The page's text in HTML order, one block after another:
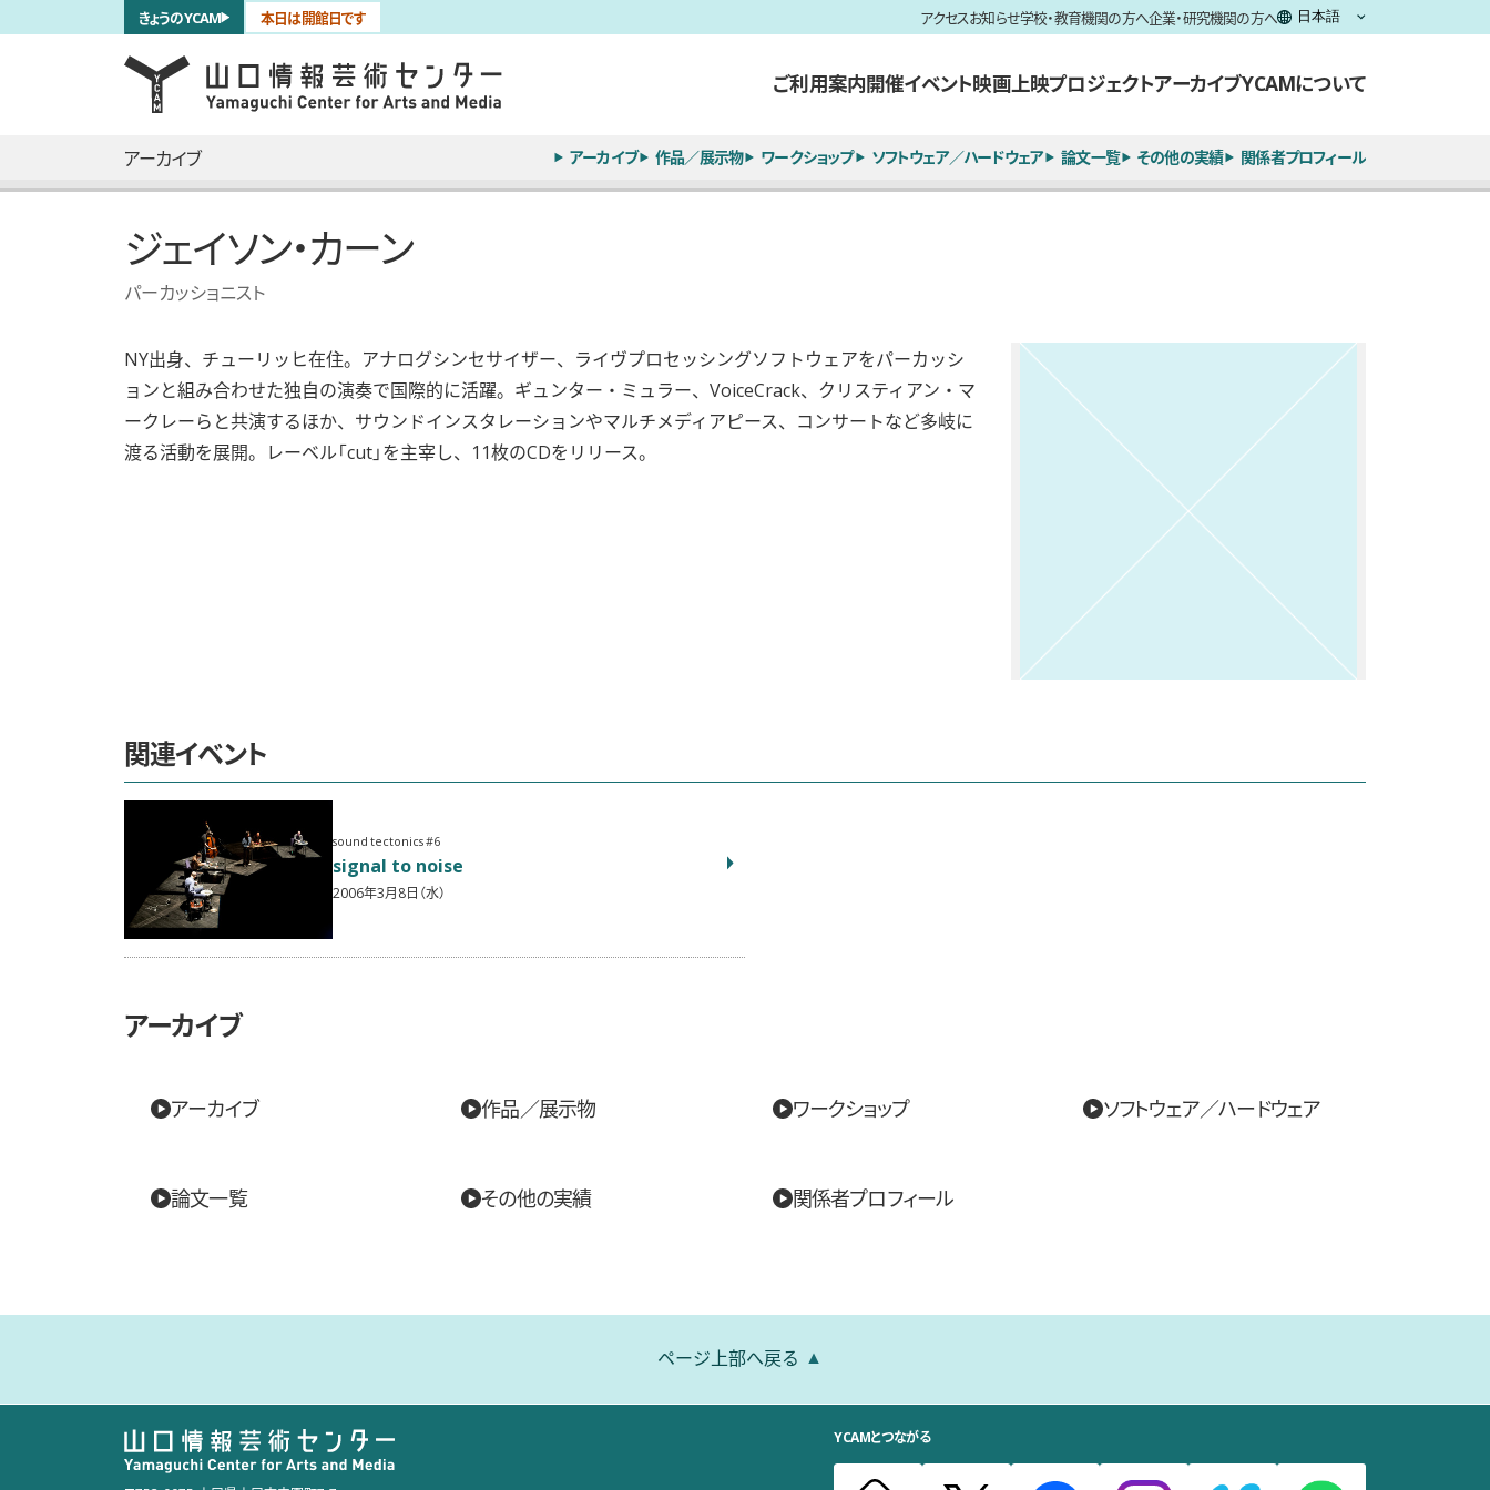
skip to main content 本日は開館日です
きょうのYCAM アクセスお知らせ学校・教育機関の方へ企業・研究機関の方へ
言語を切り替える
メインナビゲーション
ご利用案内開催イベント映画上映プロジェクトアーカイブYCAMについて
アーカイブ アーカイブ 作品／展示物 ワークショップ ソフトウェア／ハードウェア 論文一覧 その他の実績 関係者プロフィール
ジェイソン・カーン
パーカッショニスト
NY出⾝、チューリッヒ在住。アナログシンセサイザー、ライヴプロセッシングソフトウェアをパーカッシ
ョンと組み合わせた独⾃の演奏で国際的に活躍。ギュンター・ミュラー、VoiceCrack、クリスティアン・マ
ークレーらと共演するほか、サウンドインスタレーションやマルチメディアピース、コンサートなど多岐に
渡る活動を展開。レーベル「cut」を主宰し、11枚のCDをリリース。
関連イベント
sound tectonics #6
signal to noise
2006年3月8日（水）
アーカイブ
アーカイブ 作品／展示物 ワークショップ ソフトウェア／ハードウェア
論文一覧 その他の実績 関係者プロフィール
ページ上部へ戻る
YCAMとつながる